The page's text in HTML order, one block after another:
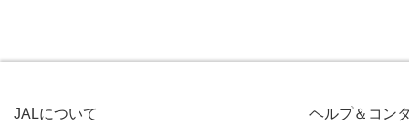
JALについて ヘルプ＆コン